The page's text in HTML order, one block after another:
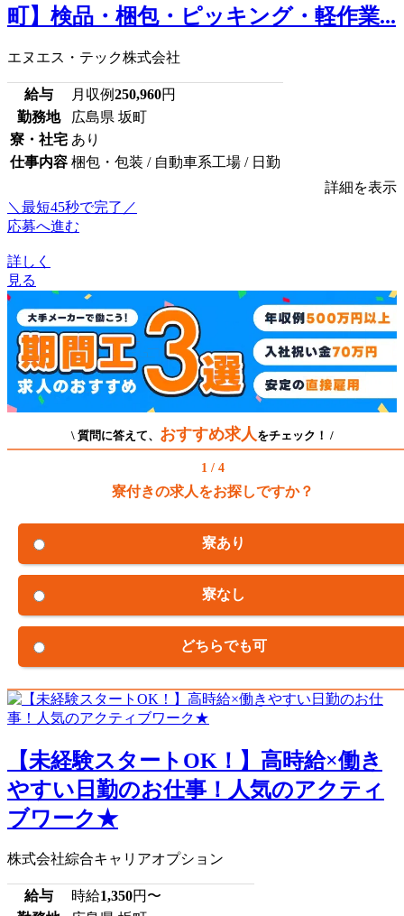
町】検品・梱包・ピッキング・軽作業...
エヌエス・テック株式会社
給与 月収例250,960円
勤務地
広島県 坂町
寮・社宅 あり
仕事内容 梱包・包装 / 自動車系工場 / 日勤
詳細を表示
＼最短45秒で完了／
応募へ進む
詳しく
見る
\ 質問に答えて、 おすすめ求人 をチェック！ /
1 / 4
寮付きの求人をお探しですか？
寮あり
寮なし
どちらでも可
【未経験スタートOK！】高時給×働き
やすい日勤のお仕事！人気のアクティ
ブワーク★
株式会社綜合キャリアオプション
給与 時給1,350円〜